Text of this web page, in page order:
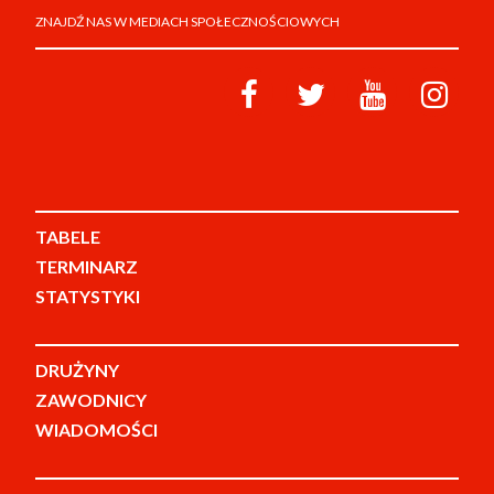
ZNAJDŹ NAS W MEDIACH SPOŁECZNOŚCIOWYCH
TABELE
TERMINARZ
STATYSTYKI
DRUŻYNY
ZAWODNICY
WIADOMOŚCI